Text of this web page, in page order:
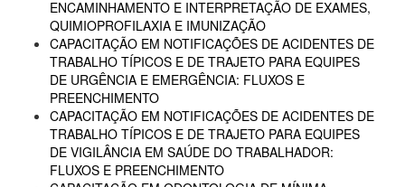
ENCAMINHAMENTO E INTERPRETAÇÃO DE EXAMES,
QUIMIOPROFILAXIA E IMUNIZAÇÃO
CAPACITAÇÃO EM NOTIFICAÇÕES DE ACIDENTES DE
TRABALHO TÍPICOS E DE TRAJETO PARA EQUIPES
DE URGÊNCIA E EMERGÊNCIA: FLUXOS E
PREENCHIMENTO
CAPACITAÇÃO EM NOTIFICAÇÕES DE ACIDENTES DE
TRABALHO TÍPICOS E DE TRAJETO PARA EQUIPES
DE VIGILÂNCIA EM SAÚDE DO TRABALHADOR:
FLUXOS E PREENCHIMENTO